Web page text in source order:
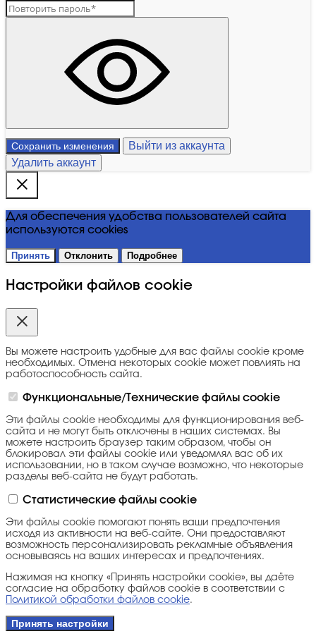
Сохранить изменения
Выйти из аккаунта
Удалить аккаунт
Для обеспечения удобства пользователей сайта
используются cookies
Принять Отклонить Подробнее
Настройки файлов cookie
Вы можете настроить удобные для вас файлы cookie кроме
необходимых. Отмена некоторых cookie может повлиять на
работоспособность сайта.
Функциональные/Технические файлы cookie
Эти файлы cookie необходимы для функционирования веб-
сайта и не могут быть отключены в наших системах. Вы
можете настроить браузер таким образом, чтобы он
блокировал эти файлы cookie или уведомлял вас об их
использовании, но в таком случае возможно, что некоторые
разделы веб-сайта не будут работать.
Статистические файлы cookie
Эти файлы cookie помогают понять ваши предпочтения
исходя из активности на веб-сайте. Они предоставляют
возможность персонализировать рекламные объявления
основываясь на ваших интересах и предпочтениях.
Нажимая на кнопку «Принять настройки cookie», вы даёте
согласие на обработку файлов cookie в соответствии с
Политикой обработки файлов cookie.
Принять настройки